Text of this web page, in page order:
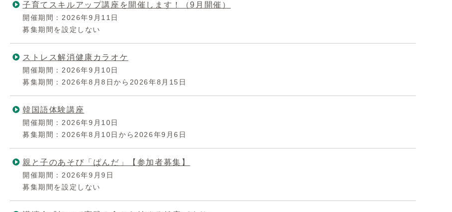
子育てスキルアップ講座を開催します！（9月開催）
開催期間：2026年9月11日
募集期間を設定しない
ストレス解消健康カラオケ
開催期間：2026年9月10日
募集期間：2026年8月8日から2026年8月15日
韓国語体験講座
開催期間：2026年9月10日
募集期間：2026年8月10日から2026年9月6日
親と子のあそび「ぱんだ」【参加者募集】
開催期間：2026年9月9日
募集期間を設定しない